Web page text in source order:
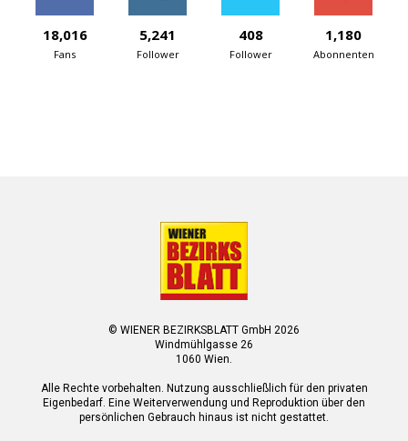
18,016
Fans
5,241
Follower
408
Follower
1,180
Abonnenten
© WIENER BEZIRKSBLATT GmbH 2026
Windmühlgasse 26
1060 Wien.
Alle Rechte vorbehalten. Nutzung ausschließlich für den privaten
Eigenbedarf. Eine Weiterverwendung und Reproduktion über den
persönlichen Gebrauch hinaus ist nicht gestattet.